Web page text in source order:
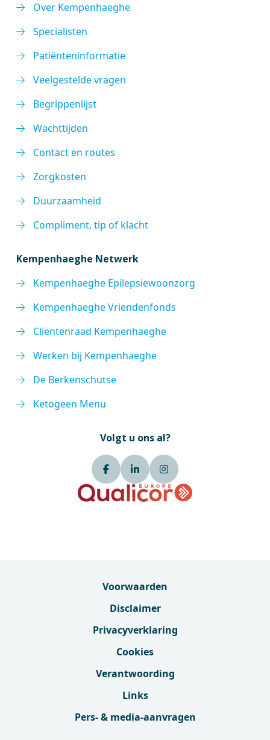
Over Kempenhaeghe
Specialisten
Patiënteninformatie
Veelgestelde vragen
Begrippenlijst
Wachttijden
Contact en routes
Zorgkosten
Duurzaamheid
Compliment, tip of klacht
Kempenhaeghe Netwerk
Kempenhaeghe Epilepsiewoonzorg
Kempenhaeghe Vriendenfonds
Cliëntenraad Kempenhaeghe
Werken bij Kempenhaeghe
De Berkenschutse
Ketogeen Menu
Volgt u ons al?
Voorwaarden
Disclaimer
Privacyverklaring
Cookies
Verantwoording
Links
Pers- & media-aanvragen